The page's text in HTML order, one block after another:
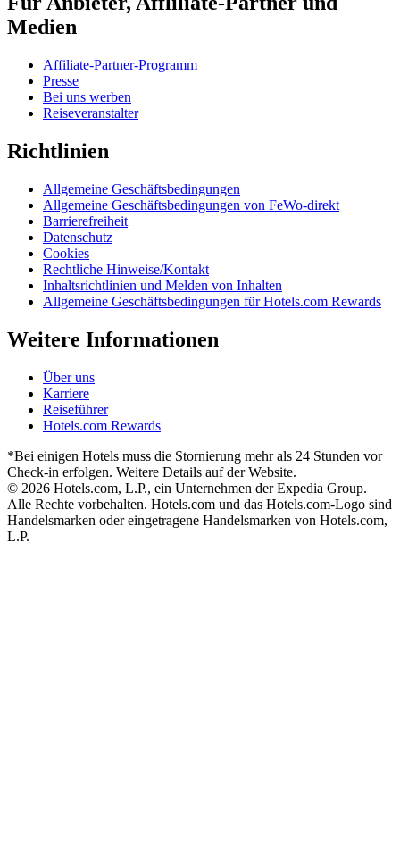
Medien
Affiliate-Partner-Programm
Presse
Bei uns werben
Reiseveranstalter
Richtlinien
Allgemeine Geschäftsbedingungen
Allgemeine Geschäftsbedingungen von FeWo-direkt
Barrierefreiheit
Datenschutz
Cookies
Rechtliche Hinweise/Kontakt
Inhaltsrichtlinien und Melden von Inhalten
Allgemeine Geschäftsbedingungen für Hotels.com Rewards
Weitere Informationen
Über uns
Karriere
Reiseführer
Hotels.com Rewards
*Bei einigen Hotels muss die Stornierung mehr als 24 Stunden vor
Check-in erfolgen. Weitere Details auf der Website.
© 2026 Hotels.com, L.P., ein Unternehmen der Expedia Group.
Alle Rechte vorbehalten. Hotels.com und das Hotels.com-Logo sind
Handelsmarken oder eingetragene Handelsmarken von Hotels.com,
L.P.